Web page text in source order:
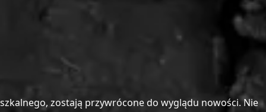
zostają przywrócone do wyglądu nowości. Nie